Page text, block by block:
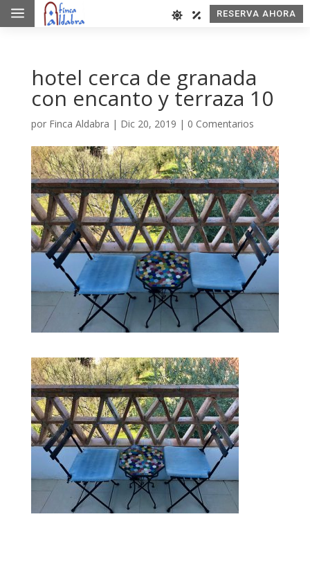
a RESERVA AHORA
hotel cerca de granada
con encanto y terraza 10
por Finca Aldabra | Dic 20, 2019 | 0 Comentarios